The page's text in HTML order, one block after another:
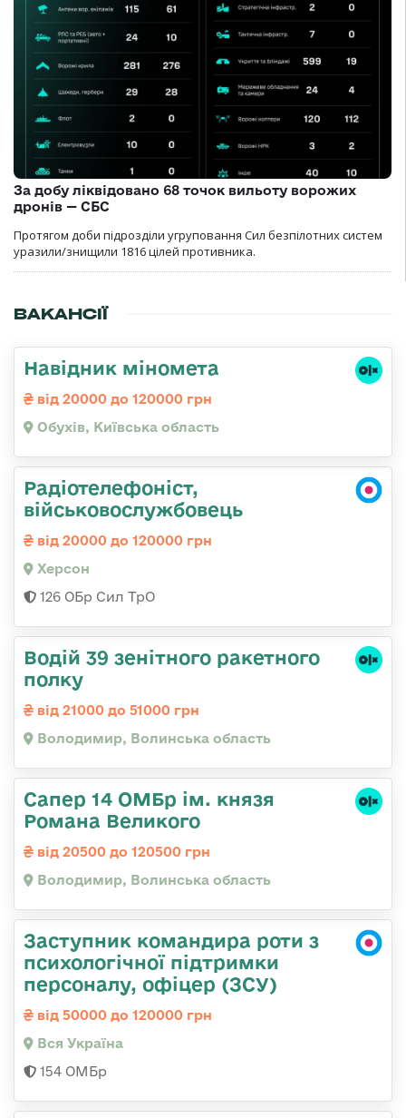
За добу ліквідовано 68 точок вильоту ворожих
дронів — СБС
Протягом доби підрозділи угруповання Сил безпілотних систем
уразили/знищили 1816 цілей противника.
ВАКАНСІЇ
Навідник міномета
від 20000 до 120000 грн
Обухів, Київська область
Радіотелефоніст,
військовослужбовець
від 20000 до 120000 грн
Херсон
126 ОБр Сил ТрО
Водій 39 зенітного ракетного
полку
від 21000 до 51000 грн
Володимир, Волинська область
Сапер 14 ОМБр ім. князя
Романа Великого
від 20500 до 120500 грн
Володимир, Волинська область
Заступник командира роти з
психологічної підтримки
персоналу, офіцер (ЗСУ)
від 50000 до 120000 грн
Вся Україна
154 ОМБр